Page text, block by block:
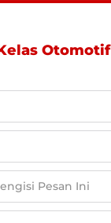
Otomotif